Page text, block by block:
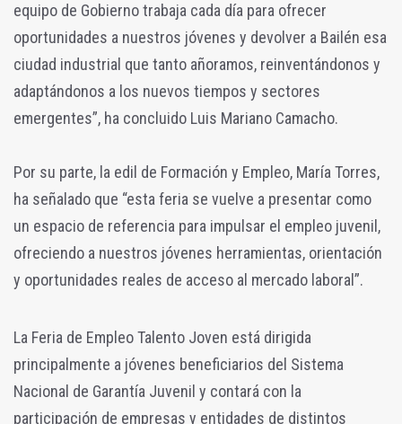
equipo de Gobierno trabaja cada día para ofrecer
oportunidades a nuestros jóvenes y devolver a Bailén esa
ciudad industrial que tanto añoramos, reinventándonos y
adaptándonos a los nuevos tiempos y sectores
emergentes”, ha concluido Luis Mariano Camacho.
Por su parte, la edil de Formación y Empleo, María Torres,
ha señalado que “esta feria se vuelve a presentar como
un espacio de referencia para impulsar el empleo juvenil,
ofreciendo a nuestros jóvenes herramientas, orientación
y oportunidades reales de acceso al mercado laboral”.
La Feria de Empleo Talento Joven está dirigida
principalmente a jóvenes beneficiarios del Sistema
Nacional de Garantía Juvenil y contará con la
participación de empresas y entidades de distintos